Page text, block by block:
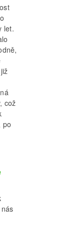
let.
což
po